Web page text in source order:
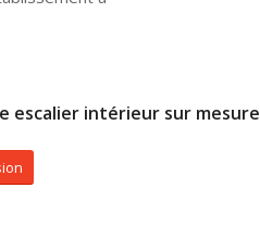
escalier intérieur sur mesure